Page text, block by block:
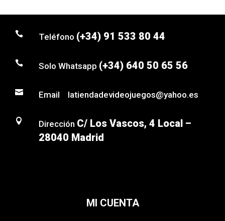
 Teléfono (+34) 91 533 80 44
 Solo Whatsapp (+34) 640 50 65 56
 Email latiendadevideojuegos@yahoo.es
 Dirección C/ Los Vascos, 4 Local –
28040 Madrid
MI CUENTA